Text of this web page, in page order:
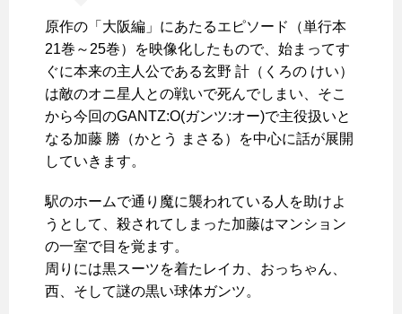
原作の「大阪編」にあたるエピソード（単行本
21巻～25巻）を映像化したもので、始まってす
ぐに本来の主人公である玄野 計（くろの けい）
は敵のオニ星人との戦いで死んでしまい、そこ
から今回のGANTZ:O(ガンツ:オー)で主役扱いと
なる加藤 勝（かとう まさる）を中心に話が展開
していきます。
駅のホームで通り魔に襲われている人を助けよ
うとして、殺されてしまった加藤はマンション
の一室で目を覚ます。
周りには黒スーツを着たレイカ、おっちゃん、
西、そして謎の黒い球体ガンツ。